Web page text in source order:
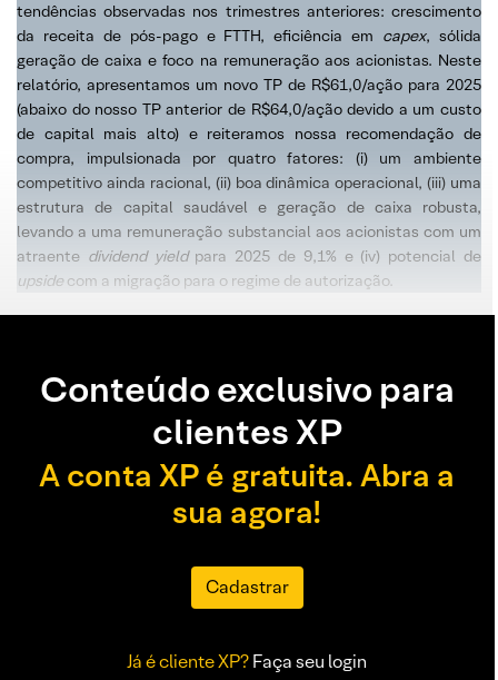
tendências observadas nos trimestres anteriores: crescimento
da receita de pós-pago e FTTH, eficiência em capex, sólida
geração de caixa e foco na remuneração aos acionistas. Neste
relatório, apresentamos um novo TP de R$61,0/ação para 2025
(abaixo do nosso TP anterior de R$64,0/ação devido a um custo
de capital mais alto) e reiteramos nossa recomendação de
compra, impulsionada por quatro fatores: (i) um ambiente
competitivo ainda racional, (ii) boa dinâmica operacional, (iii) uma
estrutura de capital saudável e geração de caixa robusta,
levando a uma remuneração substancial aos acionistas com um
atraente dividend yieldpara 2025 de 9,1% e (iv) potencial de
upside com a migração para o regime de autorização.
Conteúdo exclusivo para
clientes XP
A conta XP é gratuita. Abra a
sua agora!
Cadastrar
Já é cliente XP?Faça seu login